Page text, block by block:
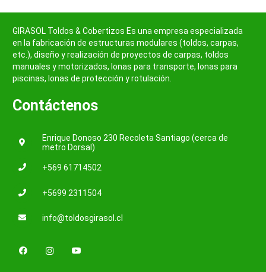
GIRASOL Toldos & Cobertizos Es una empresa especializada
en la fabricación de estructuras modulares (toldos, carpas,
etc.), diseño y realización de proyectos de carpas, toldos
manuales y motorizados, lonas para transporte, lonas para
piscinas, lonas de protección y rotulación.
Contáctenos
Enrique Donoso 230 Recoleta Santiago (cerca de
metro Dorsal)
+569 61714502
+5699 2311504
info@toldosgirasol.cl